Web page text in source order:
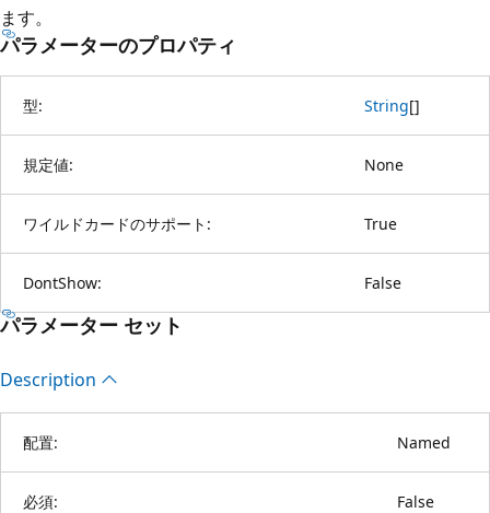
ます。
パラメーターのプロパティ
型: String[]
規定値: None
ワイルドカードのサポート: True
DontShow: False
パラメーター セット
Description
配置: Named
必須: False